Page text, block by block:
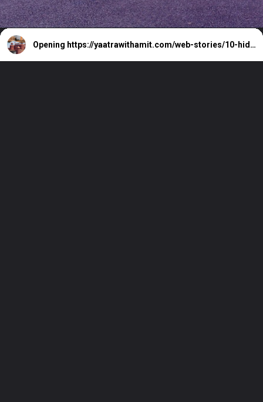
Opening https://yaatrawithamit.com/web-stories/10-hidden-beautiful-places-to-visit-in-delhi-in-november/